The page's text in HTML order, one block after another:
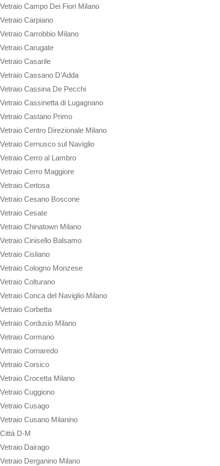
Vetraio Campo Dei Fiori Milano
Vetraio Carpiano
Vetraio Carrobbio Milano
Vetraio Carugate
Vetraio Casarile
Vetraio Cassano D’Adda
Vetraio Cassina De Pecchi
Vetraio Cassinetta di Lugagnano
Vetraio Castano Primo
Vetraio Centro Direzionale Milano
Vetraio Cernusco sul Naviglio
Vetraio Cerro al Lambro
Vetraio Cerro Maggiore
Vetraio Certosa
Vetraio Cesano Boscone
Vetraio Cesate
Vetraio Chinatown Milano
Vetraio Cinisello Balsamo
Vetraio Cisliano
Vetraio Cologno Monzese
Vetraio Colturano
Vetraio Conca del Naviglio Milano
Vetraio Corbetta
Vetraio Cordusio Milano
Vetraio Cormano
Vetraio Cornaredo
Vetraio Corsico
Vetraio Crocetta Milano
Vetraio Cuggiono
Vetraio Cusago
Vetraio Cusano Milanino
Città D-M
Vetraio Dairago
Vetraio Derganino Milano